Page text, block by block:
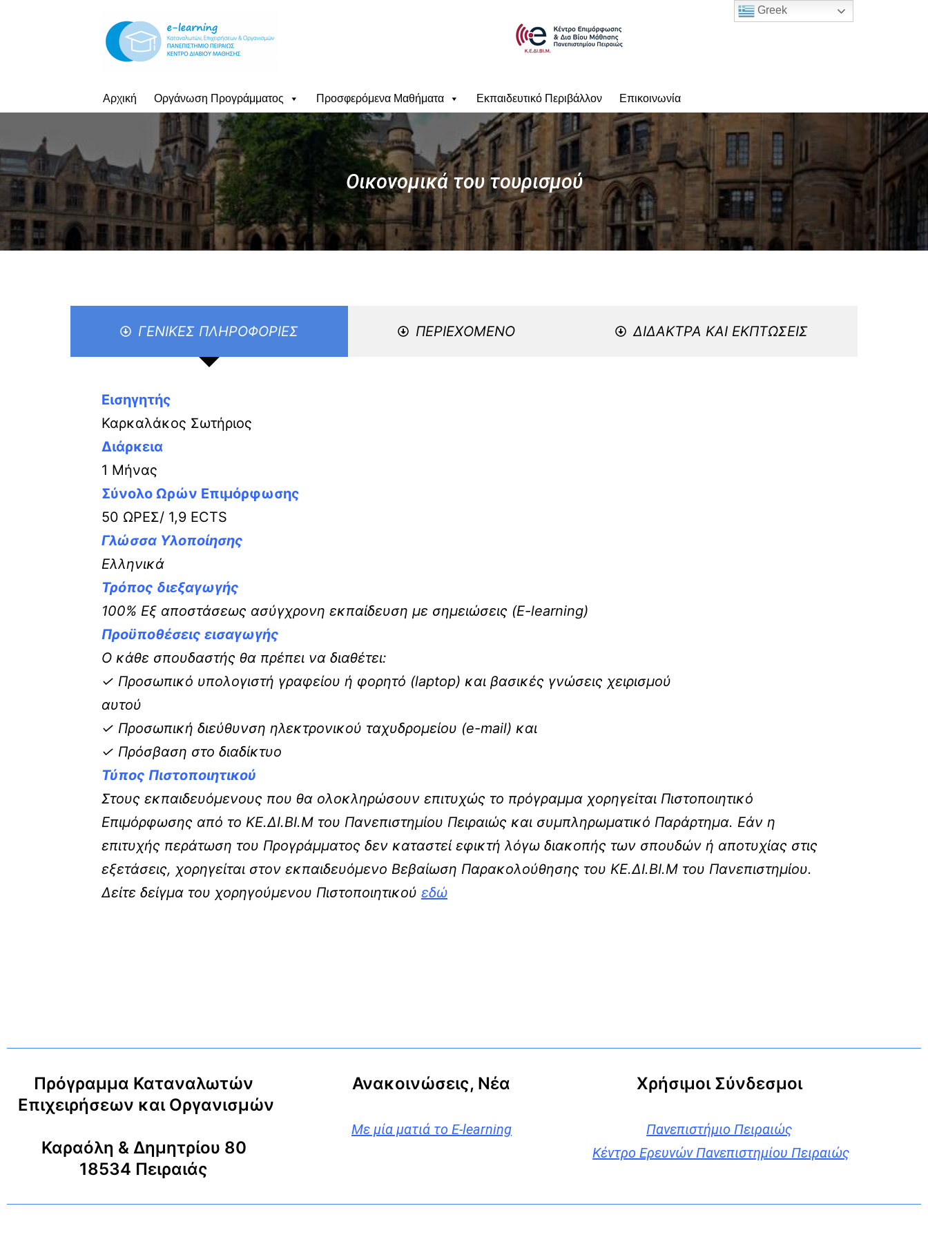
Αρχική Οργάνωση Προγράμματος Προσφερόμενα Μαθήματα Εκπαιδευτικό Περιβάλλον Επικοινωνία
Οικονομικά του τουρισμού
ΓΕΝΙΚΕΣ ΠΛΗΡΟΦΟΡΙΕΣ ΠΕΡΙΕΧΟΜΕΝΟ ΔΙΔΑΚΤΡΑ ΚΑΙ ΕΚΠΤΩΣΕΙΣ
Εισηγητής
Καρκαλάκος Σωτήριος
Διάρκεια
1 Μήνας
Σύνολο Ωρών Επιμόρφωσης
50 ΩΡΕΣ/ 1,9 ECTS
Γλώσσα Υλοποίησης
Ελληνικά
Τρόπος διεξαγωγής
100% Εξ αποστάσεως ασύγχρονη εκπαίδευση με σημειώσεις (E-learning)
Προϋποθέσεις εισαγωγής
Ο κάθε σπουδαστής θα πρέπει να διαθέτει:
✓ Προσωπικό υπολογιστή γραφείου ή φορητό (laptop) και βασικές γνώσεις χειρισμού
αυτού
✓ Προσωπική διεύθυνση ηλεκτρονικού ταχυδρομείου (e-mail) και
✓ Πρόσβαση στο διαδίκτυο
Τύπος Πιστοποιητικού
Στους εκπαιδευόμενους που θα ολοκληρώσουν επιτυχώς το πρόγραμμα χορηγείται Πιστοποιητικό
Επιμόρφωσης από το ΚΕ.ΔΙ.ΒΙ.Μ του Πανεπιστημίου Πειραιώς και συμπληρωματικό Παράρτημα. Εάν η
επιτυχής περάτωση του Προγράμματος δεν καταστεί εφικτή λόγω διακοπής των σπουδών ή αποτυχίας στις
εξετάσεις, χορηγείται στον εκπαιδευόμενο Βεβαίωση Παρακολούθησης του ΚΕ.ΔΙ.ΒΙ.Μ του Πανεπιστημίου.
Δείτε δείγμα του χορηγούμενου Πιστοποιητικού εδώ
Πρόγραμμα Καταναλωτών
Επιχειρήσεων και Οργανισμών
Καραόλη & Δημητρίου 80
18534 Πειραιάς
Ανακοινώσεις, Νέα
Με μία ματιά το E-learning
Χρήσιμοι Σύνδεσμοι
Πανεπιστήμιο Πειραιώς
Κέντρο Ερευνών Πανεπιστημίου Πειραιώς
Greek